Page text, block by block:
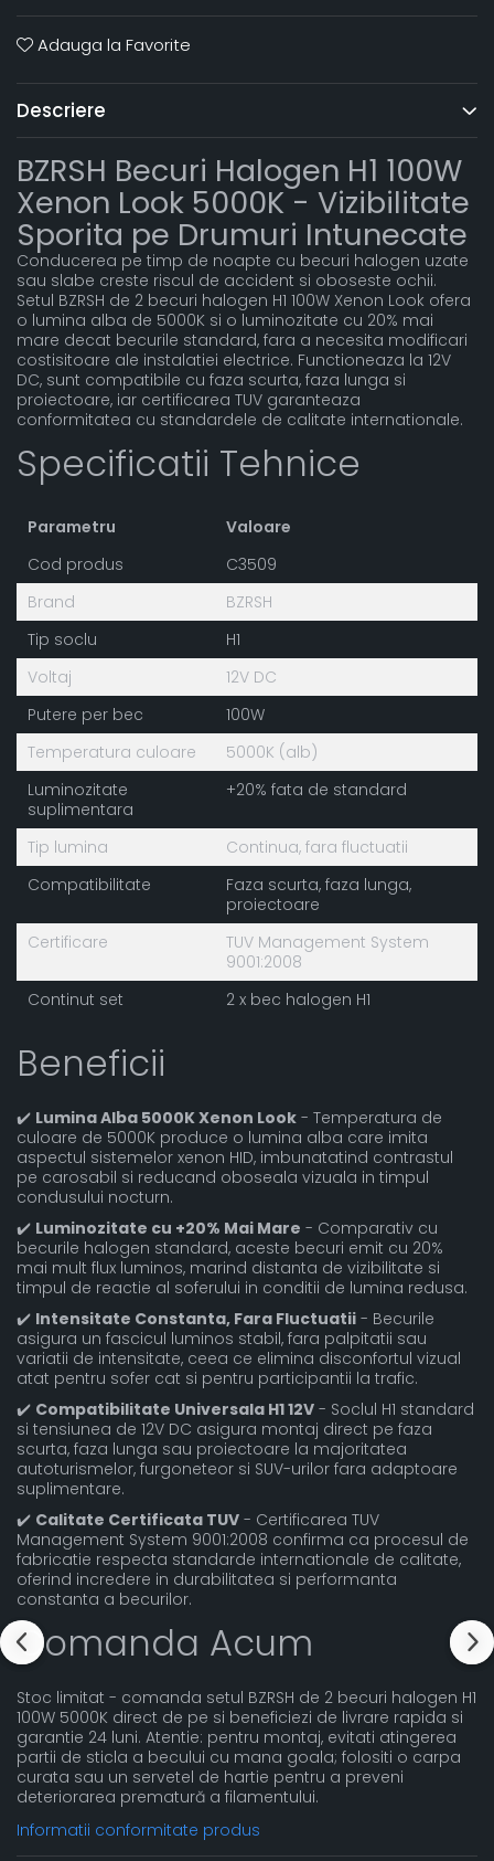
Adauga la Favorite
Descriere
BZRSH Becuri Halogen H1 100W
Xenon Look 5000K - Vizibilitate
Sporita pe Drumuri Intunecate
Conducerea pe timp de noapte cu becuri halogen uzate
sau slabe creste riscul de accident si oboseste ochii.
Setul BZRSH de 2 becuri halogen H1 100W Xenon Look ofera
o lumina alba de 5000K si o luminozitate cu 20% mai
mare decat becurile standard, fara a necesita modificari
costisitoare ale instalatiei electrice. Functioneaza la 12V
DC, sunt compatibile cu faza scurta, faza lunga si
proiectoare, iar certificarea TUV garanteaza
conformitatea cu standardele de calitate internationale.
Specificatii Tehnice
Parametru
Valoare
Cod produs
C3509
Brand
BZRSH
Tip soclu
H1
Voltaj
12V DC
Putere per bec
100W
Temperatura culoare
5000K (alb)
Luminozitate
suplimentara
+20% fata de standard
Tip lumina
Continua, fara fluctuatii
Compatibilitate
Faza scurta, faza lunga,
proiectoare
Certificare
TUV Management System
9001:2008
Continut set
2 x bec halogen H1
Beneficii
✔️ Lumina Alba 5000K Xenon Look - Temperatura de
culoare de 5000K produce o lumina alba care imita
aspectul sistemelor xenon HID, imbunatatind contrastul
pe carosabil si reducand oboseala vizuala in timpul
condusului nocturn.
✔️ Luminozitate cu +20% Mai Mare - Comparativ cu
becurile halogen standard, aceste becuri emit cu 20%
mai mult flux luminos, marind distanta de vizibilitate si
timpul de reactie al soferului in conditii de lumina redusa.
✔️ Intensitate Constanta, Fara Fluctuatii - Becurile
asigura un fascicul luminos stabil, fara palpitatii sau
variatii de intensitate, ceea ce elimina disconfortul vizual
atat pentru sofer cat si pentru participantii la trafic.
✔️ Compatibilitate Universala H1 12V - Soclul H1 standard
si tensiunea de 12V DC asigura montaj direct pe faza
scurta, faza lunga sau proiectoare la majoritatea
autoturismelor, furgoneteor si SUV-urilor fara adaptoare
suplimentare.
✔️ Calitate Certificata TUV - Certificarea TUV
Management System 9001:2008 confirma ca procesul de
fabricatie respecta standarde internationale de calitate,
oferind incredere in durabilitatea si performanta
constanta a becurilor.
Comanda Acum
Stoc limitat - comanda setul BZRSH de 2 becuri halogen H1
100W 5000K direct de pe si beneficiezi de livrare rapida si
garantie 24 luni. Atentie: pentru montaj, evitati atingerea
partii de sticla a becului cu mana goala; folositi o carpa
curata sau un servetel de hartie pentru a preveni
deteriorarea prematură a filamentului.
Informatii conformitate produs